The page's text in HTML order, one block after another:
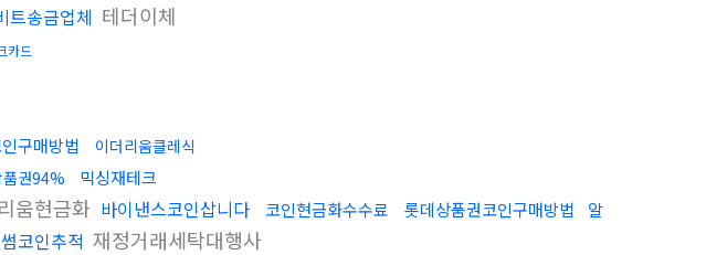
트송금업체 테더이체
카드
구매방법
이더리움클레식
품권94% 믹싱재테크
움현금화 바이낸스코인삽니다 코인현금화수수료 롯데상품권코인구매방법
알
코인추적 재정거래세탁대행사